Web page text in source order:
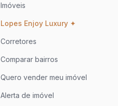
Imóveis
Lopes Enjoy Luxury ✦
Corretores
Comparar bairros
Quero vender meu imóvel
Alerta de imóvel